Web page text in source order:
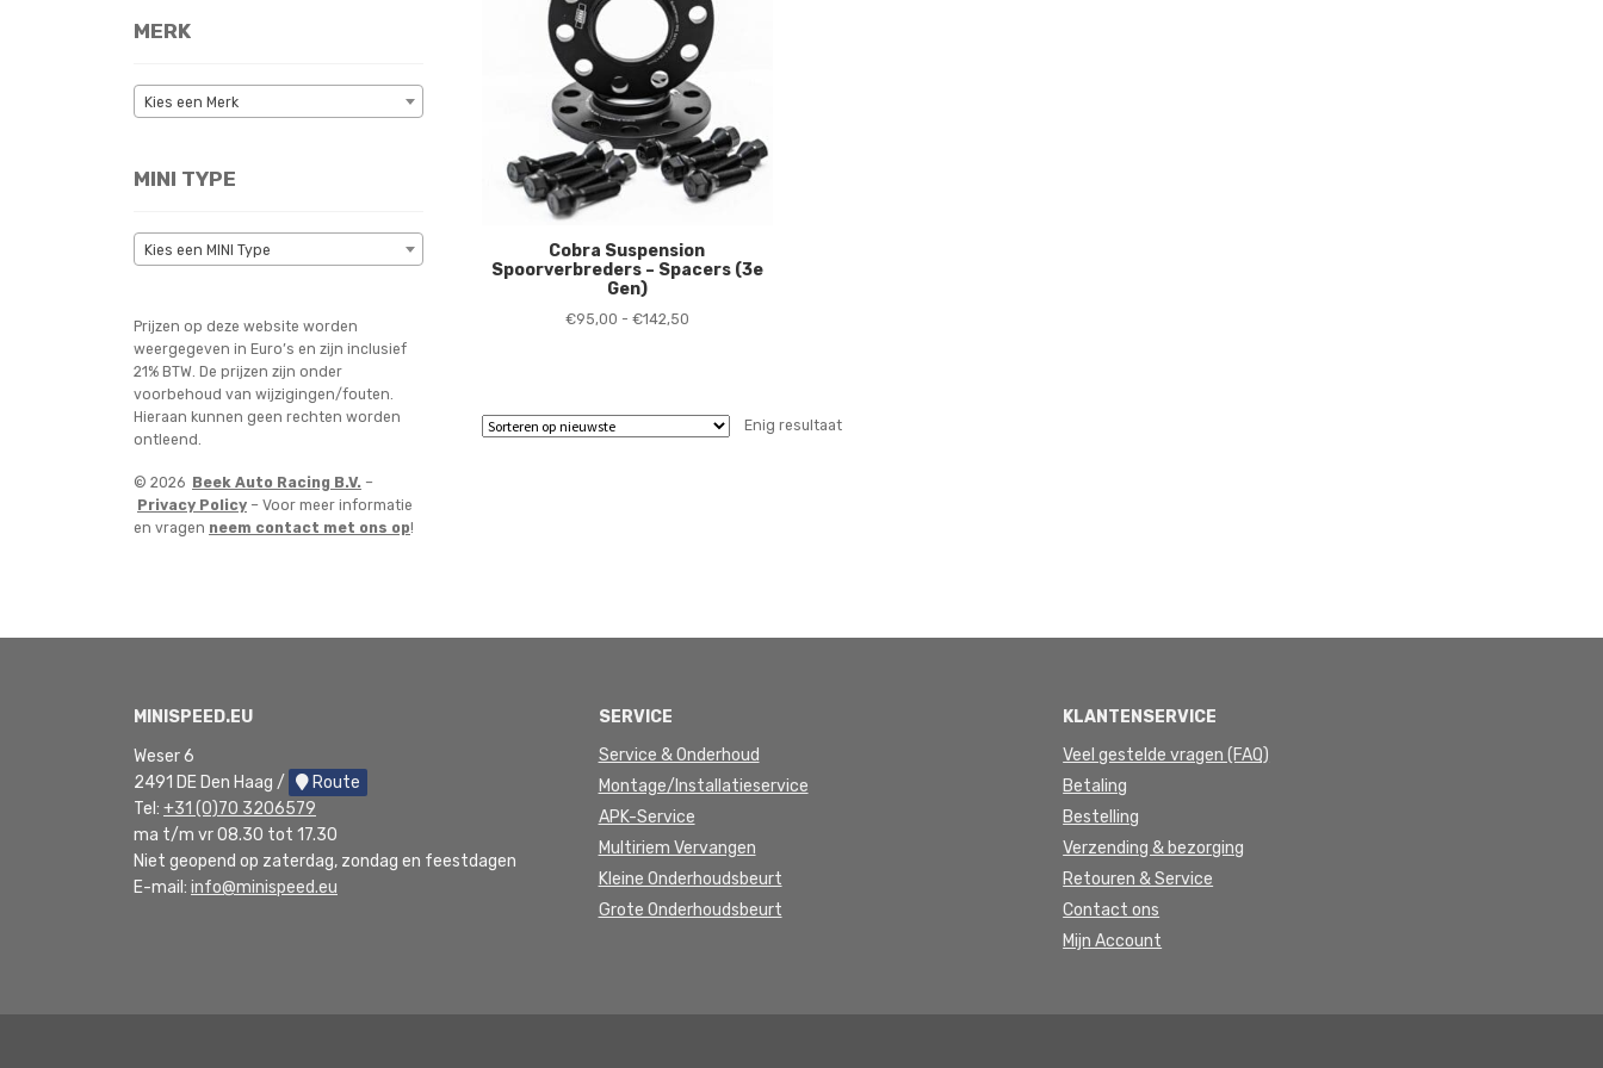
Cobra Suspension
Spoorverbreders – Spacers (3e
Gen)
€95,00 - €142,50Prijsklasse:
Enig resultaat
MERK
Kies een Merk
MINI TYPE
Kies een MINI Type
Prijzen op deze website worden
weergegeven in Euro’s en zijn inclusief
21% BTW. De prijzen zijn onder
voorbehoud van wijzigingen/fouten.
Hieraan kunnen geen rechten worden
ontleend.
© 2026 Beek Auto Racing B.V. –
Privacy Policy – Voor meer informatie
en vragen neem contact met ons op!
MINISPEED.EU
Weser 6
2491 DE Den Haag /
Route
Tel: +31 (0)70 3206579
ma t/m vr 08.30 tot 17.30
Niet geopend op zaterdag, zondag en feestdagen
E-mail: info@minispeed.eu
SERVICE
Service & Onderhoud
Montage/Installatieservice
APK-Service
Multiriem Vervangen
Kleine Onderhoudsbeurt
Grote Onderhoudsbeurt
KLANTENSERVICE
Veel gestelde vragen (FAQ)
Betaling
Bestelling
Verzending & bezorging
Retouren & Service
Contact ons
Mijn Account